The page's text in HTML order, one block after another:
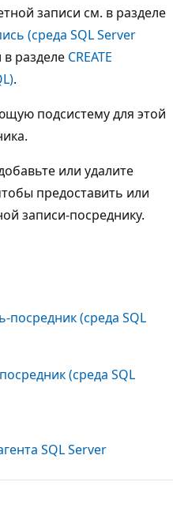
записи см. в разделе
(среда SQL Server
в разделе CREATE
.
подсистему для этой
или удалите
предоставить или
записи-посреднику.
посредник (среда SQL
(среда SQL
SQL Server